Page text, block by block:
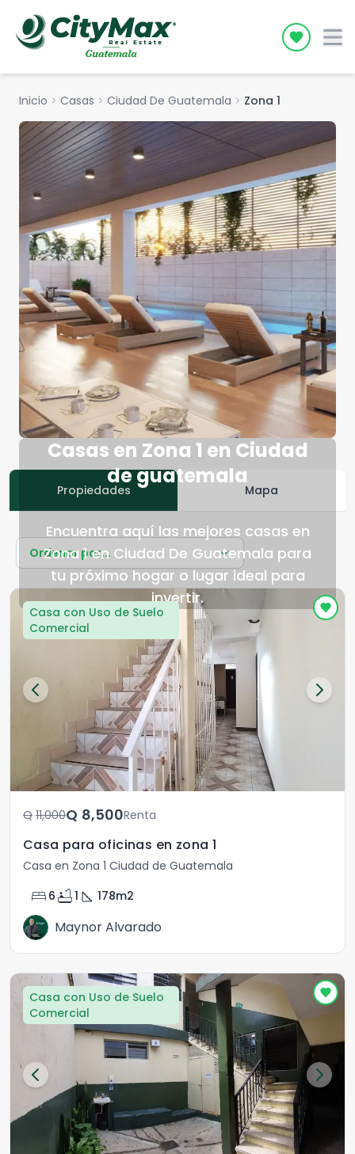
Icon
Inicio chevron_right Casas chevron_right Ciudad De Guatemala chevron_right Zona 1
Casas en Zona 1 en Ciudad
de guatemala
Encuentra aquí las mejores casas en
Zona 1 en Ciudad De Guatemala para
tu próximo hogar o lugar ideal para
invertir.
Propiedades Mapa
Ordenar por...
Casa con Uso de Suelo
Comercial
Q	11,000 Q	8,500Renta
Casa para oficinas en zona 1
Casa en Zona 1 Ciudad de Guatemala
bed 6 bathtub1 square_foot 178m2
Maynor Alvarado
Casa con Uso de Suelo
Comercial